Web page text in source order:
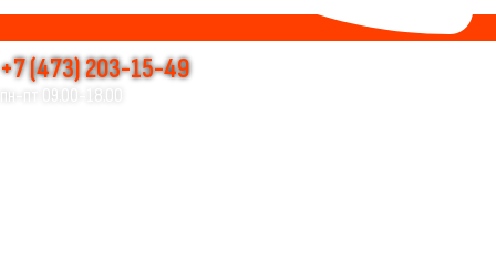
+7 (473) 203-15-49
пн-пт 09.00-18.00